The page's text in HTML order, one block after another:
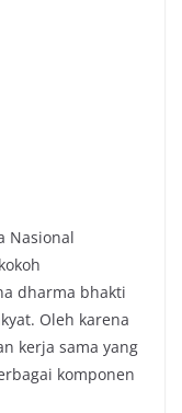
Nasional
dharma bhakti
Oleh karena
kerja sama yang
komponen